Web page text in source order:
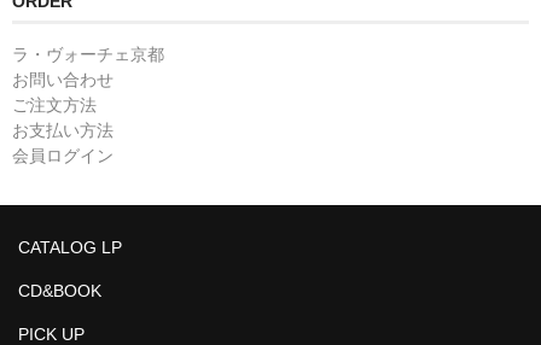
ラ・ヴォーチェ京都
お問い合わせ
ご注文方法
お支払い方法
会員ログイン
CATALOG LP
CD&BOOK
PICK UP